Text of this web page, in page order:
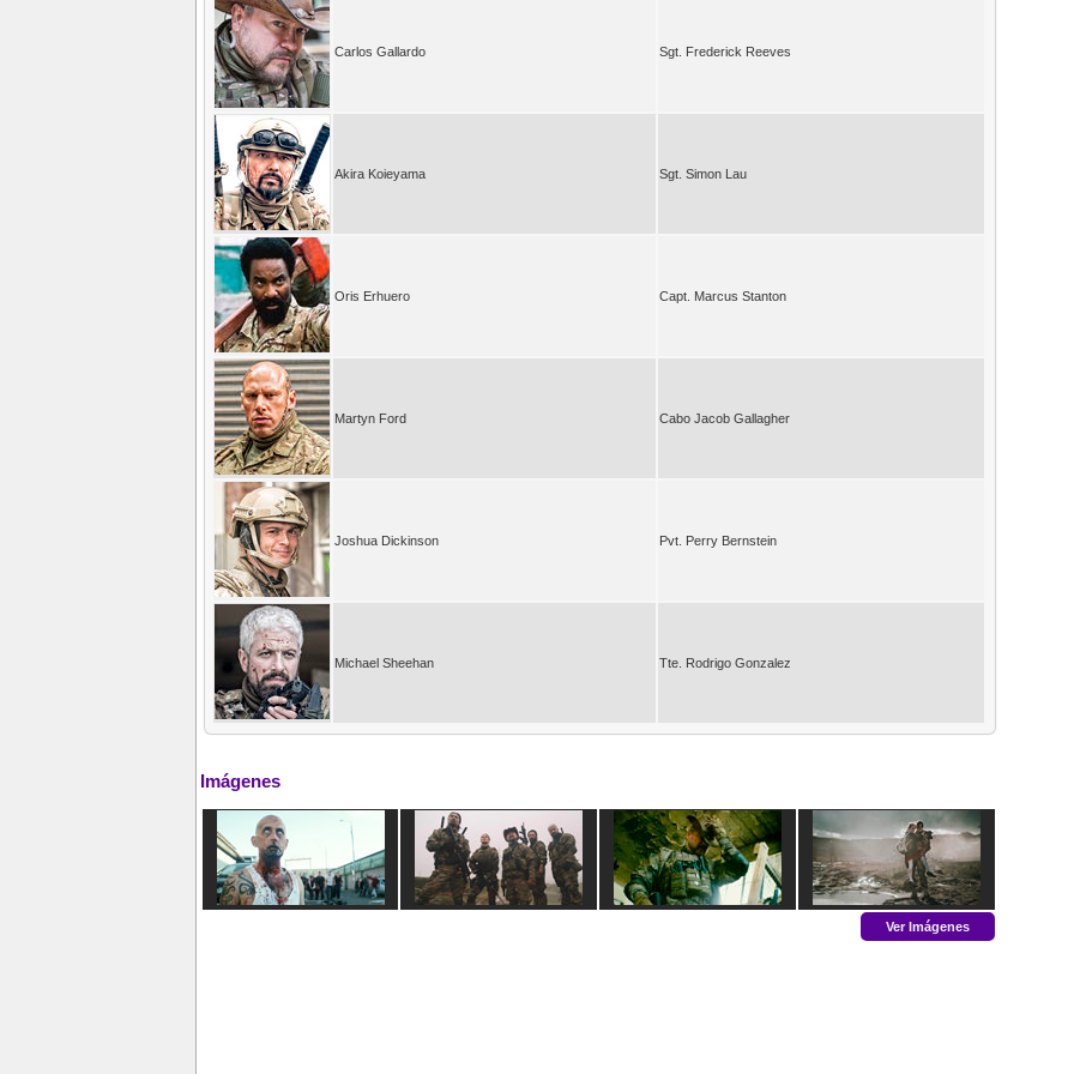
Carlos Gallardo Sgt. Frederick Reeves
Akira Koieyama Sgt. Simon Lau
Oris Erhuero Capt. Marcus Stanton
Martyn Ford Cabo Jacob Gallagher
Joshua Dickinson Pvt. Perry Bernstein
Michael Sheehan Tte. Rodrigo Gonzalez
Imágenes
Ver Imágenes